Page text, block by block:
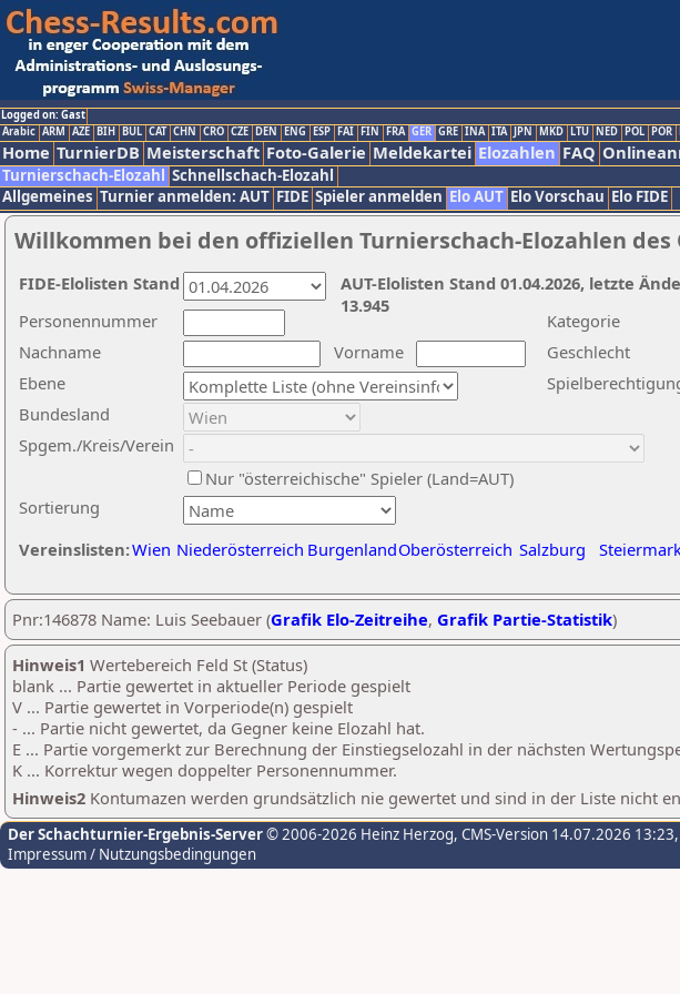
Logged on: Gast
Arabic ARM AZE BIH BUL CAT CHN CRO CZE DEN ENG ESP FAI FIN FRA GER GRE INA ITA JPN MKD LTU NED POL POR
Home TurnierDB Meisterschaft Foto-Galerie Meldekartei Elozahlen FAQ
Turnierschach-Elozahl Schnellschach-Elozahl
Allgemeines Turnier anmelden: AUT FIDE Spieler anmelden Elo AUT Elo Vorschau Elo FIDE
Willkommen bei den offiziellen Turnierschach-Elozahlen des
Nachname
Vorname
Ebene
Kategorie
Sortierung
Personennummer
Bundesland
Spgem./Kreis/Verein
Geschlecht
Nur "österreichische" Spieler (Land=AUT)
Vereinslisten:Wien Niederösterreich BurgenlandOberösterreich Salzburg
AUT-Elolisten Stand 01.04.2026, letzte
13.945
FIDE-Elolisten Stand
Pnr:146878 Name: Luis Seebauer (Grafik Elo-Zeitreihe, Grafik Partie-Statistik)
Hinweis1 Wertebereich Feld St (Status)
blank ... Partie gewertet in aktueller Periode gespielt
V ... Partie gewertet in Vorperiode(n) gespielt
- ... Partie nicht gewertet, da Gegner keine Elozahl hat.
E ... Partie vorgemerkt zur Berechnung der Einstiegselozahl in der nächsten
K ... Korrektur wegen doppelter Personennummer.
Hinweis2 Kontumazen werden grundsätzlich nie gewertet und sind in der Liste nicht
Der Schachturnier-Ergebnis-Server© 2006-2026 Heinz Herzog, CMS-Version 14.07.2026
Impressum / Nutzungsbedingungen